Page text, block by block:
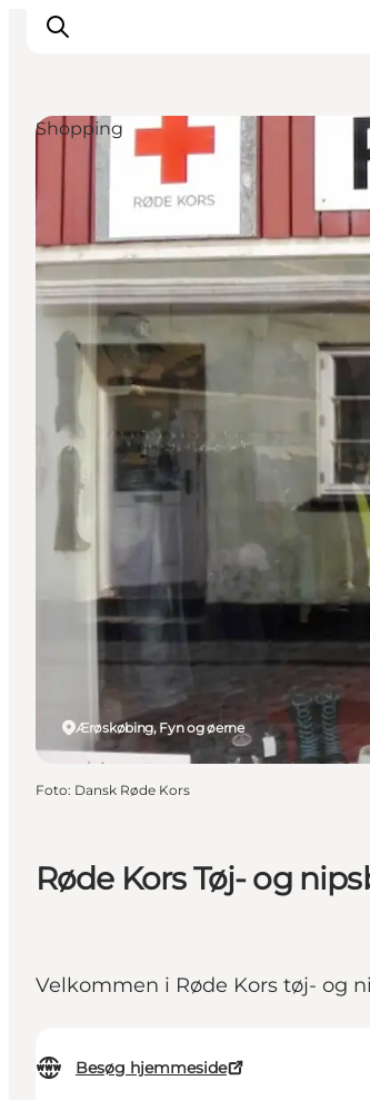
Inspiration
Planlægning
Røde Kors Tøj- og
Velkommen i Røde Kors tøj- og
Besøg hjemmeside
Ærøskøbing, Fyn og øerne
Shopping
Foto: Dansk Røde Kors